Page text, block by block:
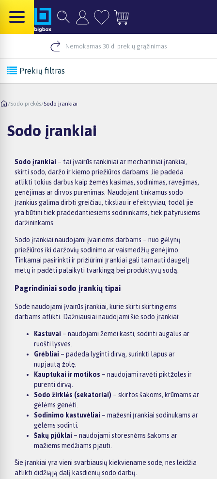
Nemokamas 30 d. prekių grąžinimas
Prekių filtras
/Sodo prekės/Sodo įrankiai
Sodo įrankiai
Sodo įrankiai – tai įvairūs rankiniai ar mechaniniai įrankiai,
skirti sodo, daržo ir kiemo priežiūros darbams. Jie padeda
atlikti tokius darbus kaip žemės kasimas, sodinimas, ravėjimas,
genėjimas ar dirvos purenimas. Naudojant tinkamus sodo
įrankius galima dirbti greičiau, tiksliau ir efektyviau, todėl jie
yra būtini tiek pradedantiesiems sodininkams, tiek patyrusiems
daržininkams.
Sodo įrankiai naudojami įvairiems darbams – nuo gėlynų
priežiūros iki daržovių sodinimo ar vaismedžių genėjimo.
Tinkamai pasirinkti ir prižiūrimi įrankiai gali tarnauti daugelį
metų ir padėti palaikyti tvarkingą bei produktyvų sodą.
Pagrindiniai sodo įrankių tipai
Sode naudojami įvairūs įrankiai, kurie skirti skirtingiems
darbams atlikti. Dažniausiai naudojami šie sodo įrankiai:
Kastuvai – naudojami žemei kasti, sodinti augalus ar
ruošti lysves.
Grėbliai – padeda lyginti dirvą, surinkti lapus ar
nupjautą žolę.
Kauptukai ir motikos – naudojami ravėti piktžoles ir
purenti dirvą.
Sodo žirklės (sekatoriai) – skirtos šakoms, krūmams ar
gėlėms genėti.
Sodinimo kastuvėliai – mažesni įrankiai sodinukams ar
gėlėms sodinti.
Šakų pjūklai – naudojami storesnėms šakoms ar
mažiems medžiams pjauti.
Šie įrankiai yra vieni svarbiausių kiekviename sode, nes leidžia
atlikti didžiąją dalį kasdienių sodo darbų.